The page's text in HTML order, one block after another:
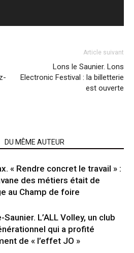
Article suivant
Lons le Saunier. Lons
Electronic Festival : la billetterie
est ouverte
DU MÊME AUTEUR
« Rendre concret le travail » :
des métiers était de
au Champ de foire
Saunier. L’ALL Volley, un club
qui a profité
de « l’effet JO »